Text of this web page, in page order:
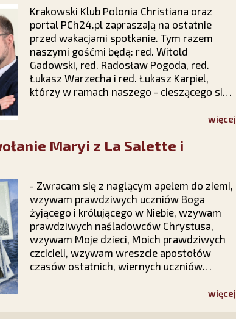
Krakowski Klub Polonia Christiana oraz
portal PCh24.pl zapraszają na ostatnie
przed wakacjami spotkanie. Tym razem
naszymi gośćmi będą: red. Witold
Gadowski, red. Radosław Pogoda, red.
Łukasz Warzecha i red. Łukasz Karpiel,
którzy w ramach naszego - cieszącego się
zainteresowaniem w całej Polsce - cyklu
publiczności dokonają politycznego
więcej
Maryi z La Salette i
- Zwracam się z naglącym apelem do ziemi,
wzywam prawdziwych uczniów Boga
żyjącego i królującego w Niebie, wzywam
prawdziwych naśladowców Chrystusa,
wzywam Moje dzieci, Moich prawdziwych
czcicieli, wzywam wreszcie apostołów
czasów ostatnich, wiernych uczniów
więcej